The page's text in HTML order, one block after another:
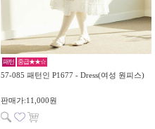
패턴 중급★★☆
57-085 패턴인 P1677 - Dress(여성 원피스)
판매가:11,000원